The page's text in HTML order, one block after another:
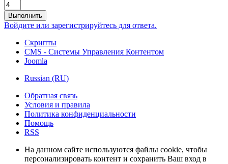
Выполнить
Войдите или зарегистрируйтесь для ответа.
Скрипты
CMS - Системы Управления Контентом
Joomla
Russian (RU)
Обратная связь
Условия и правила
Политика конфиденциальности
Помощь
RSS
На данном сайте используются файлы cookie, чтобы
персонализировать контент и сохранить Ваш вход в